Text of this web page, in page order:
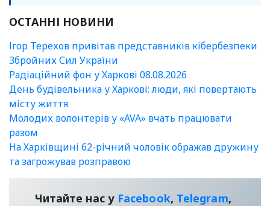
ОСТАННІ НОВИНИ
Ігор Терехов привітав представників кібербезпеки
Збройних Сил України
Радіаційний фон у Харкові 08.08.2026
День будівельника у Харкові: люди, які повертають
місту життя
Молодих волонтерів у «AVA» вчать працювати
разом
На Харківщині 62-річний чоловік ображав дружину
та загрожував розправою
Читайте нас у Facebook, Telegram,